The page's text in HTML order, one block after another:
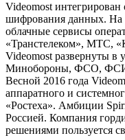
Videomost
шифрования данных. На
облачные сервисы
«Транстелеком», МТС,
Videomost развернуты
Минобороны, ФСО,
Весной 2016 года
аппаратного и
«Ростеха». Амбиции
Россией. Компания
решениями пользуется